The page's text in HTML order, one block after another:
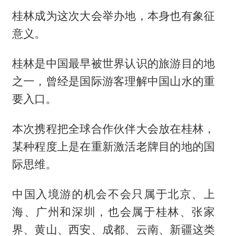
桂林成为这次大会举办地，本身也有象征
意义。
桂林是中国最早被世界认识的旅游目的地
之一，曾经是国际游客理解中国山水的重
要入口。
本次携程把全球合作伙伴大会放在桂林，
某种程度上是在重新激活老牌目的地的国
际思维。
中国入境游的机会不会只属于北京、上
海、广州和深圳，也会属于桂林、张家
界、黄山、西安、成都、云南、新疆这类